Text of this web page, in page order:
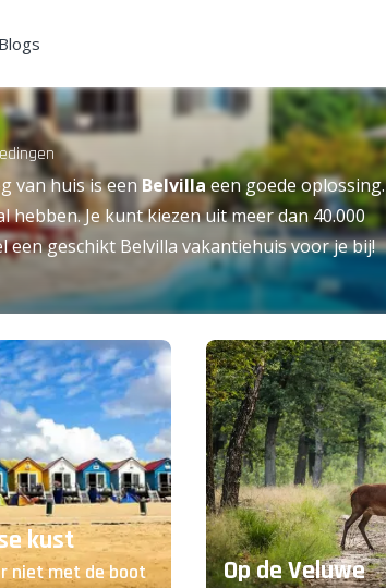
Blogs
van huis is een Belvillaeen goede oplossing.
Je kunt kiezen uit meer dan 40.000
een geschikt Belvilla vakantiehuis voor je bij!
kust
niet met de boot
Op de Veluwe